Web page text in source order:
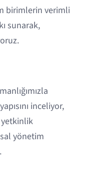
birimlerin verimli
sunarak,
inceliyor,
yönetim